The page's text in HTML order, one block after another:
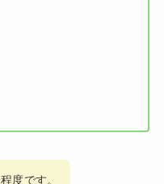
度です。